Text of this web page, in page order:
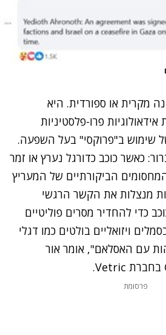
מקרית או ספורדית. היא
פרו-פלסטיניות
שימוש ב"פרוקסי" בעל השפעה.
כאשר כוכב כדורגל נערץ או זמר
הביקורתיים של המעריץ
מנצלות את הקשר הרגשי
כדי להחדיר מסרים פוליטיים
ויזואליים בולטים כמו דגלי
עם האסלאם", אומר אור
פרסומת